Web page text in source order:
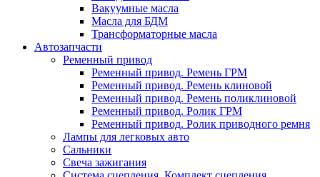
Вакуумные масла
Масла для БДМ
Трансформаторные масла
Автозапчасти
Ременный привод
Ременный привод. Ремень ГРМ
Ременный привод. Ремень клиновой
Ременный привод. Ремень поликлиновой
Ременный привод. Ролик ГРМ
Ременный привод. Ролик приводного ремня
Лампы для легковых авто
Сальники
Свеча зажигания